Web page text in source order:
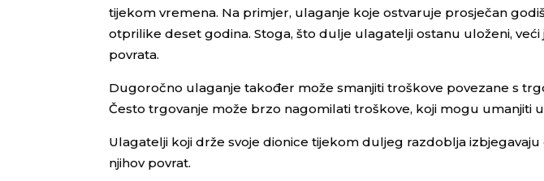
tijekom vremena. Na primjer, ulaganje koje ostvaruje prosječan
otprilike deset godina. Stoga, što dulje ulagatelji ostanu uloženi,
povrata.
Dugoročno ulaganje također može smanjiti troškove povezane s
Često trgovanje može brzo nagomilati troškove, koji mogu umanjiti
Ulagatelji koji drže svoje dionice tijekom duljeg razdoblja
njihov povrat.